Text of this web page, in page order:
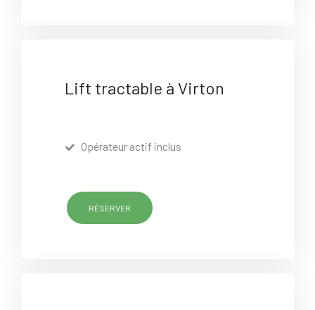
Lift tractable à Virton
Opérateur actif inclus
RÉSERVER